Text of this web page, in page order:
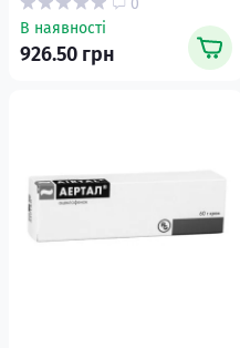
0
В наявності
926.50 грн